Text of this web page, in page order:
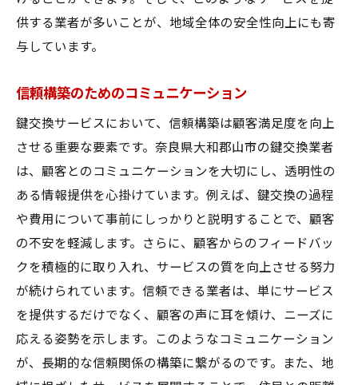
供する業者が多いことが、地域全体の安全性向上にも寄
与しています。
信頼構築のためのコミュニケーション
鍵交換サービスにおいて、信頼構築は顧客満足度を向上
させる重要な要素です。奈良県大和郡山市の鍵交換業者
は、顧客とのコミュニケーションを大切にし、透明性の
ある情報提供を心掛けています。例えば、鍵交換の過程
や費用について事前にしっかりと説明することで、顧客
の不安を軽減します。さらに、顧客からのフィードバッ
クを積極的に取り入れ、サービスの質を向上させる努力
が続けられています。信頼できる業者は、単にサービス
を提供するだけでなく、顧客の声に耳を傾け、ニーズに
応える姿勢を示します。このようなコミュニケーション
が、長期的な信頼関係の構築に繋がるのです。また、地